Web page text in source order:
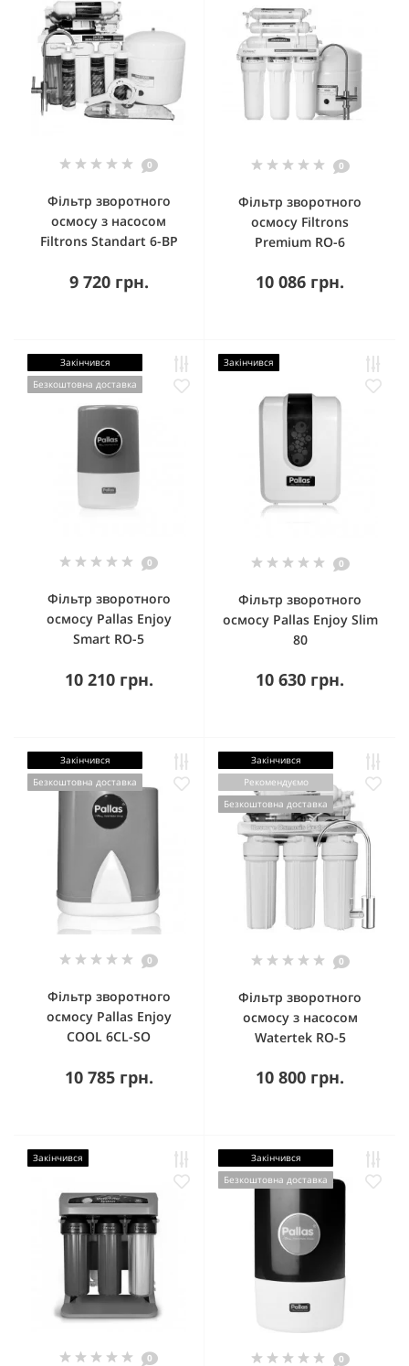
0
Фільтр зворотного
осмосу з насосом
Filtrons Standart 6-BP
9 720 грн.
0
Фільтр зворотного
осмосу Filtrons
Premium RO-6
10 086 грн.
Закінчився
Безкоштовна доставка
0
Фільтр зворотного
осмосу Pallas Enjoy
Smart RO-5
10 210 грн.
Закінчився
0
Фільтр зворотного
осмосу Pallas Enjoy Slim
80
10 630 грн.
Закінчився
Безкоштовна доставка
0
Фільтр зворотного
осмосу Pallas Enjoy
COOL 6CL-SO
10 785 грн.
Закінчився
Рекомендуємо
Безкоштовна доставка
0
Фільтр зворотного
осмосу з насосом
Watertek RO-5
10 800 грн.
Закінчився
0
Закінчився
Безкоштовна доставка
0